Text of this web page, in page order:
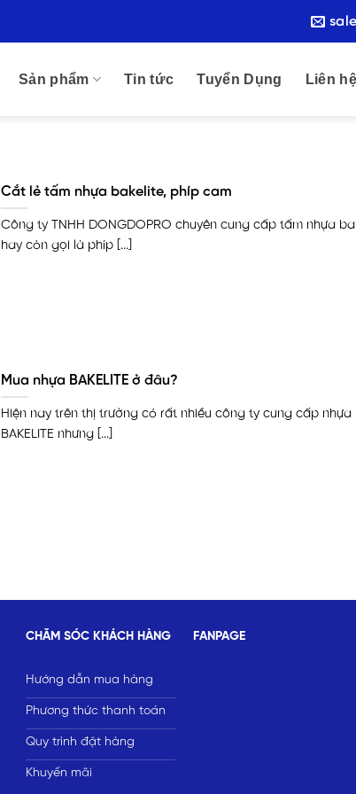
Sản phẩm Tin tức Tuyển Dụng Liên hệ
Cắt lẻ tấm nhựa bakelite, phíp cam
Công ty TNHH DONGDOPRO chuyên cung cấp tấm nhựa
hay còn gọi là phíp [...]
Mua nhựa BAKELITE ở đâu?
Hiện nay trên thị trường có rất nhiều công ty cung cấp nhựa
BAKELITE nhưng [...]
CHĂM SÓC KHÁCH HÀNG
Hướng dẫn mua hàng
Phương thức thanh toán
Quy trình đặt hàng
Khuyến mãi
FANPAGE